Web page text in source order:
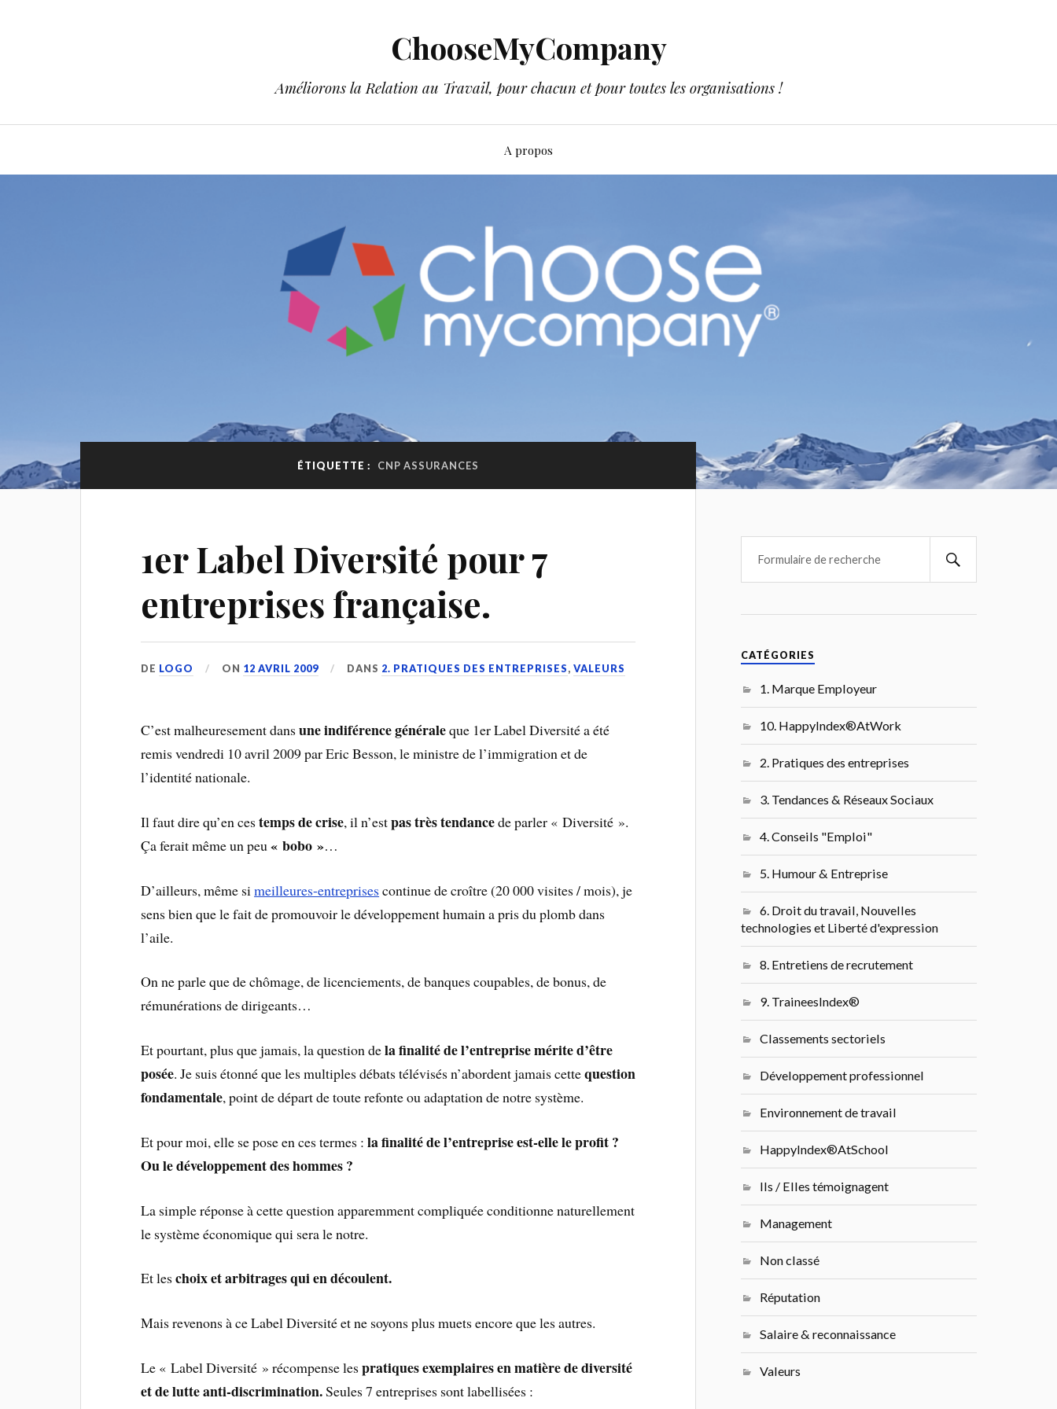
ChooseMyCompany
Améliorons la Relation au Travail, pour chacun et pour toutes les organisations !
A propos
ÉTIQUETTE : CNP ASSURANCES
1er Label Diversité pour 7
entreprises française.
DE LOGO ON 12 AVRIL 2009 DANS 2. PRATIQUES DES ENTREPRISES,VALEURS
C’est malheuresement dansune indiférence généraleque 1er Label Diversité a été
remis vendredi 10 avril 2009 par Eric Besson, le ministre de l’immigration et de
l’identité nationale.
Il faut dire qu’en cestemps de crise, il n’estpas très tendancede parler « Diversité ».
Ça ferait même un peu« bobo »…
D’ailleurs, même simeilleures-entreprises continue de croître (20 000 visites / mois), je
sens bien que le fait de promouvoir le développement humain a pris du plomb dans
l’aile.
On ne parle que de chômage, de licenciements, de banques coupables, de bonus, de
rémunérations de dirigeants…
Et pourtant, plus que jamais, la question dela finalité de l’entreprise mérite d’être
posée. Je suis étonné que les multiples débats télévisés n’abordent jamais cettequestion
fondamentale, point de départ de toute refonte ou adaptation de notre système.
Et pour moi, elle se pose en ces termes :la finalité de l’entreprise est-elle le profit ?
Ou le développement des hommes ?
La simple réponse à cette question apparemment compliquée conditionne naturellement
le système économique qui sera le notre.
Et leschoix et arbitrages qui en découlent.
Mais revenons à ce Label Diversité et ne soyons plus muets encore que les autres.
Le « Label Diversité » récompense lespratiques exemplaires en matière de diversité
et de lutte anti-discrimination.Seules 7 entreprises sont labellisées :
CATÉGORIES
1. Marque Employeur
10. HappyIndex®AtWork
2. Pratiques des entreprises
3. Tendances & Réseaux Sociaux
4. Conseils "Emploi"
5. Humour & Entreprise
6. Droit du travail, Nouvelles
technologies et Liberté d'expression
8. Entretiens de recrutement
9. TraineesIndex®
Classements sectoriels
Développement professionnel
Environnement de travail
HappyIndex®AtSchool
Ils / Elles témoignagent
Management
Non classé
Réputation
Salaire & reconnaissance
Valeurs